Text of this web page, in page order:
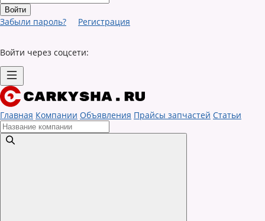
Забыли пароль? Регистрация
Войти через соцсети:
Главная Компании Объявления Прайсы запчастей Статьи